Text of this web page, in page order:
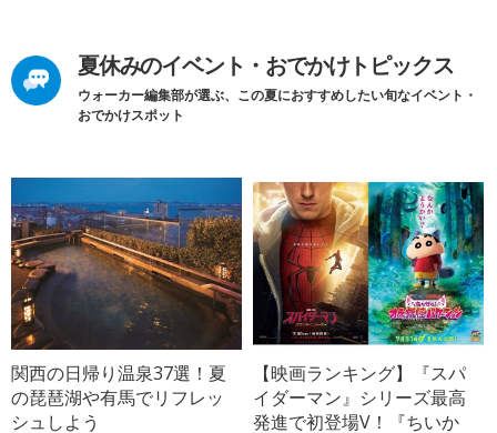
夏休みのイベント・おでかけトピックス
ウォーカー編集部が選ぶ、この夏におすすめしたい旬なイベント・
おでかけスポット
関西の日帰り温泉37選！夏
の琵琶湖や有馬でリフレッ
シュしよう
【映画ランキング】『スパ
イダーマン』シリーズ最高
発進で初登場V！『ちいか